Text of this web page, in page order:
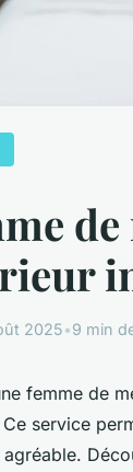
2025•9 min
femme de
service